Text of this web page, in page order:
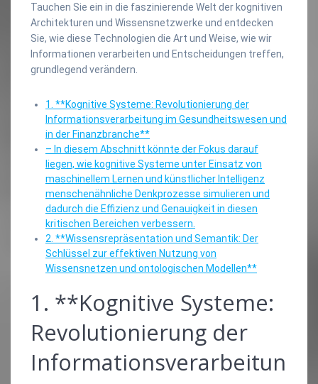
Tauchen Sie ein in die faszinierende Welt der kognitiven
Architekturen und Wissensnetzwerke und entdecken
Sie, wie diese Technologien die Art und Weise, wie wir
Informationen verarbeiten und Entscheidungen treffen,
grundlegend verändern.
1. **Kognitive Systeme: Revolutionierung der
Informationsverarbeitung im Gesundheitswesen und
in der Finanzbranche**
– In diesem Abschnitt könnte der Fokus darauf
liegen, wie kognitive Systeme unter Einsatz von
maschinellem Lernen und künstlicher Intelligenz
menschenähnliche Denkprozesse simulieren und
dadurch die Effizienz und Genauigkeit in diesen
kritischen Bereichen verbessern.
2. **Wissensrepräsentation und Semantik: Der
Schlüssel zur effektiven Nutzung von
Wissensnetzen und ontologischen Modellen**
1. **Kognitive Systeme:
Revolutionierung der
Informationsverarbeitun